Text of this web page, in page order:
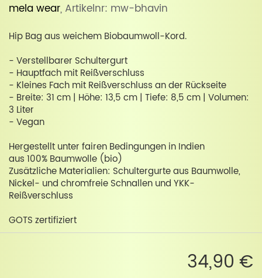
mela wear, Artikelnr: mw-bhavin
Hip Bag aus weichem Biobaumwoll-Kord.
- Verstellbarer Schultergurt
- Hauptfach mit Reißverschluss
- Kleines Fach mit Reißverschluss an der Rückseite
- Breite: 31 cm | Höhe: 13,5 cm | Tiefe: 8,5 cm | Volumen:
3 Liter
- Vegan
Hergestellt unter fairen Bedingungen in Indien
aus 100% Baumwolle (bio)
Zusätzliche Materialien: Schultergurte aus Baumwolle,
Nickel- und chromfreie Schnallen und YKK-
Reißverschluss
GOTS zertifiziert
34,90 €